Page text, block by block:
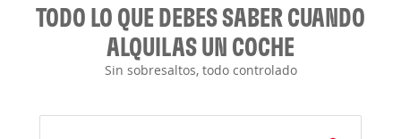
TODO LO QUE DEBES SABER CUANDO
ALQUILAS UN COCHE
Sin sobresaltos, todo controlado